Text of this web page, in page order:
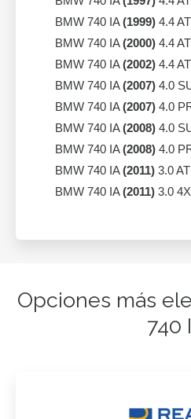
BMW 740 IA(1999) 4.4
BMW 740 IA(2000) 4.4
BMW 740 IA(2002) 4.4
BMW 740 IA(2007) 4.0
BMW 740 IA(2007) 4.0
BMW 740 IA(2008) 4.0
BMW 740 IA(2008) 4.0
BMW 740 IA(2011) 3.0
BMW 740 IA(2011) 3.0
Opciones más
740